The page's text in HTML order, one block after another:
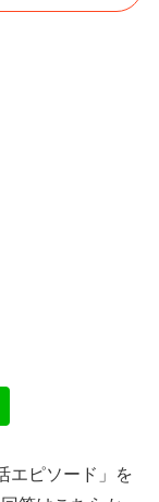
就職する人、名
エピソード」を